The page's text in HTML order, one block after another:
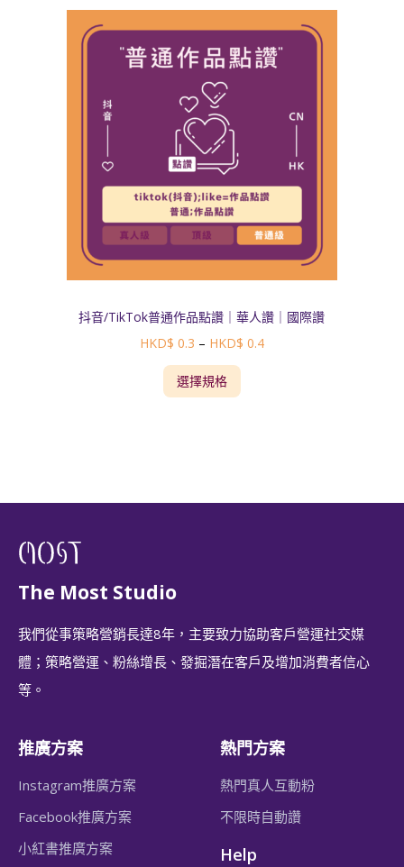
抖音/TikTok普通作品點讚｜華人讚｜國際讚
HKD$ 0.3 – HKD$ 0.4
選擇規格
The Most Studio
我們從事策略營銷長達8年，主要致力協助客戶營運社交媒
體；策略營運、粉絲增長、發掘潛在客戶及增加消費者信心
等。
推廣方案
Instagram推廣方案
Facebook推廣方案
小紅書推廣方案
熱門方案
熱門真人互動粉
不限時自動讚
Help